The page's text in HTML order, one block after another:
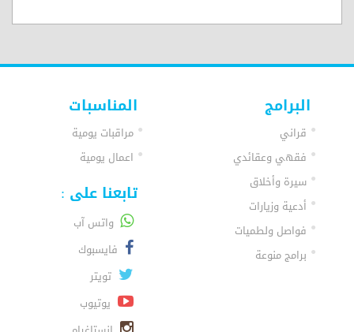
البرامج
قراني
فقهي وعقائدي
سيرة وأخلاق
أدعية وزيارات
فواصل ولطميات
برامج منوعة
المناسبات
مراقبات يومية
اعمال يومية
تابعنا على :
واتس آب
فايسبوك
تويتر
يوتيوب